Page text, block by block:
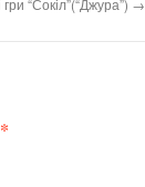
“Сокіл”(“Джура”) →
*